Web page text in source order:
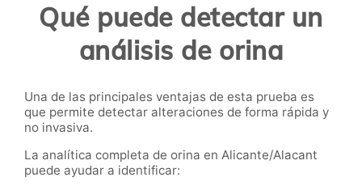
Qué puede detectar un
análisis de orina
Una de las principales ventajas de esta prueba es
que permite detectar alteraciones de forma rápida y
no invasiva.
La analítica completa de orina en Alicante/Alacant
puede ayudar a identificar: